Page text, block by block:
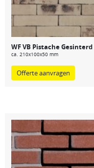
WF VB Pistache Gesinterd
ca. 210x100x50 mm
Offerte aanvragen